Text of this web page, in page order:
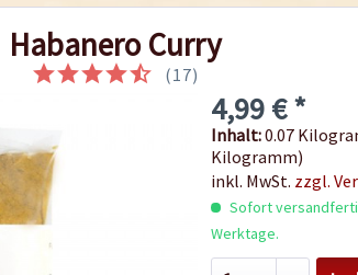
Habanero Curry
(17)
4,99 € *
Inhalt:0.07
Kilogramm)
inkl. MwSt. zzgl.
Sofort
Werktage.